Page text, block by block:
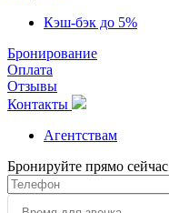
Кэш-бэк до 5%
Бронирование
Оплата
Отзывы
Контакты
Агентствам
Бронируйте прямо сейчас